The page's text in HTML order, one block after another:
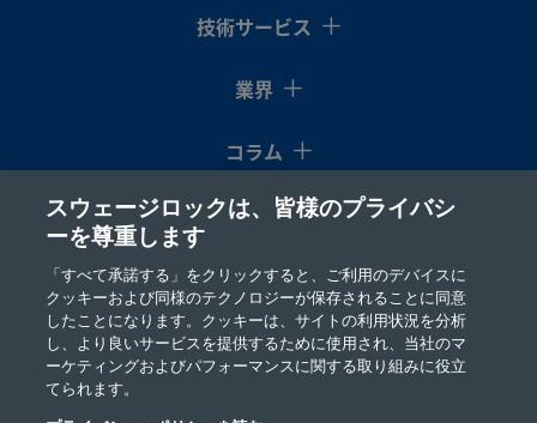
技術サービス
業界
コラム
リソース
会社情報
スウェージロックは、皆様のプライバシ
ーを尊重します
「すべて承諾する」をクリックすると、ご利用のデバイスに
クッキーおよび同様のテクノロジーが保存されることに同意
したことになります。クッキーは、サイトの利用状況を分析
し、より良いサービスを提供するために使用され、当社のマ
ーケティングおよびパフォーマンスに関する取り組みに役立
てられます。
プライバシー・ポリシーを読む